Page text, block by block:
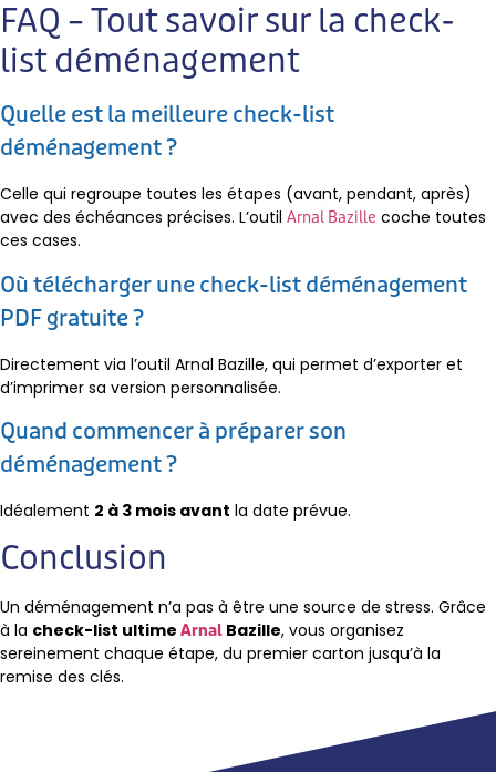
FAQ – Tout savoir sur la check-
list déménagement
Quelle est la meilleure check-list
déménagement ?
Celle qui regroupe toutes les étapes (avant, pendant, après)
avec des échéances précises. L’outil Arnal Bazille coche toutes
ces cases.
Où télécharger une check-list déménagement
PDF gratuite ?
Directement via l’outil Arnal Bazille, qui permet d’exporter et
d’imprimer sa version personnalisée.
Quand commencer à préparer son
déménagement ?
Idéalement 2 à 3 mois avant la date prévue.
Conclusion
Un déménagement n’a pas à être une source de stress. Grâce
à la check-list ultime Arnal Bazille, vous organisez
sereinement chaque étape, du premier carton jusqu’à la
remise des clés.